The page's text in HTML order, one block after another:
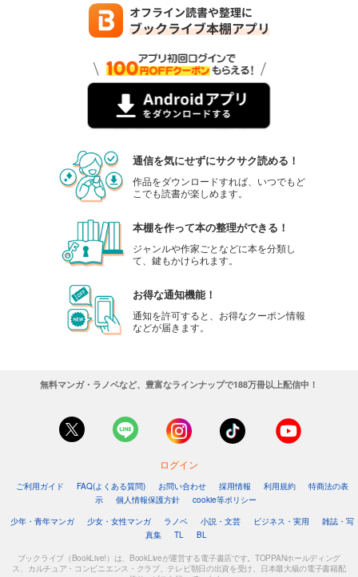
通信を気にせずにサクサク読める！
作品をダウンロードすれば、いつでもど
こでも読書が楽しめます。
本棚を作って本の整理ができる！
ジャンルや作家ごとなどに本を分類し
て、鍵もかけられます。
お得な通知機能！
通知を許可すると、お得なクーポン情報
などが届きます。
無料マンガ・ラノベなど、豊富なラインナップで188万冊以上配信中！
ログイン
ご利用ガイド FAQ(よくある質問) お問い合わせ 採用情報 利用規約
特商法の表
示
個人情報保護方針
cookie等ポリシー
少年・青年マンガ
少女・女性マンガ ラノベ 小説・文芸 ビジネス・実用
雑誌・写
真集
TL BL
ブックライブ（BookLive!）は、BookLiveが運営する電子書店です。TOPPANホールディング
ス、カルチュア・コンビニエンス・クラブ、テレビ朝日の出資を受け、日本最大級の電子書籍配